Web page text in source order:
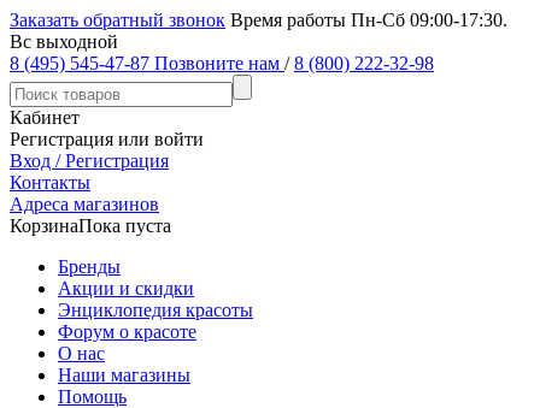
Заказать обратный звонок Время работы Пн-Сб 09:00-17:30.
Вс выходной
8 (495) 545-47-87 Позвоните нам / 8 (800) 222-32-98
Кабинет
Регистрация или войти
Вход / Регистрация
Контакты
Адреса магазинов
КорзинаПока пуста
Бренды
Акции и скидки
Энциклопедия красоты
Форум о красоте
О нас
Наши магазины
Помощь